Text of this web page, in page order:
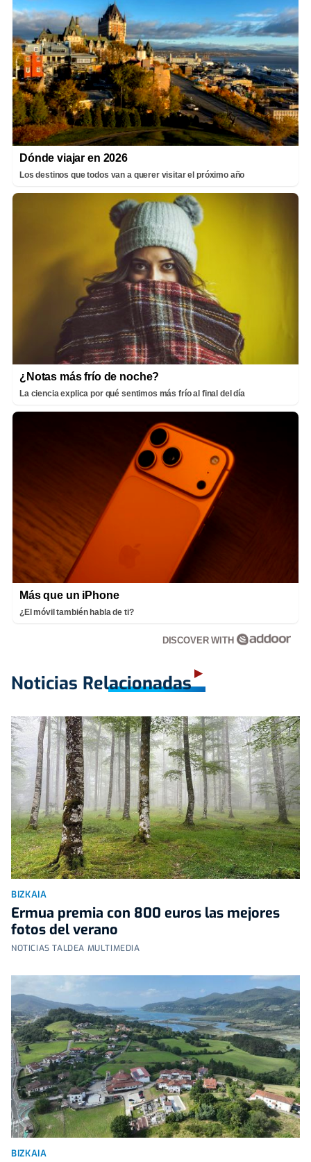
Dónde viajar en 2026
Los destinos que todos van a querer visitar el próximo año
¿Notas más frío de noche?
La ciencia explica por qué sentimos más frío al final del día
Más que un iPhone
¿El móvil también habla de ti?
DISCOVER WITH
Noticias Relacionadas
BIZKAIA
Ermua premia con 800 euros las mejores
fotos del verano
NOTICIAS TALDEA MULTIMEDIA
BIZKAIA